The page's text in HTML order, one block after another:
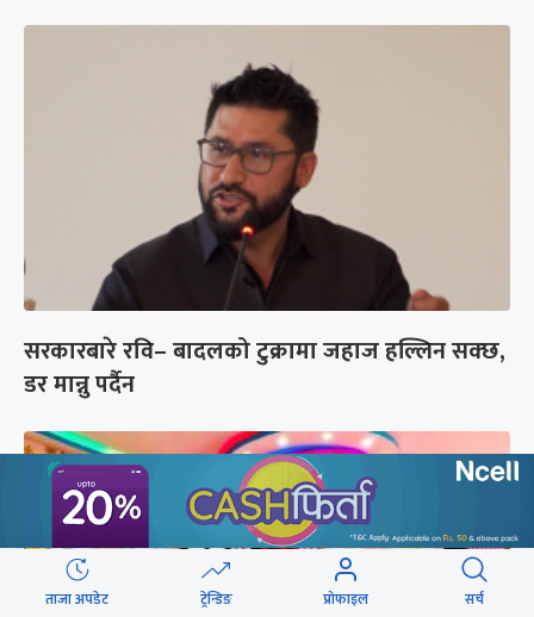
सरकारबारे रवि– बादलको टुक्रामा जहाज हल्लिन सक्छ,
डर मान्नु पर्दैन
ताजा अपडेट ट्रेन्डिङ प्रोफाइल सर्च